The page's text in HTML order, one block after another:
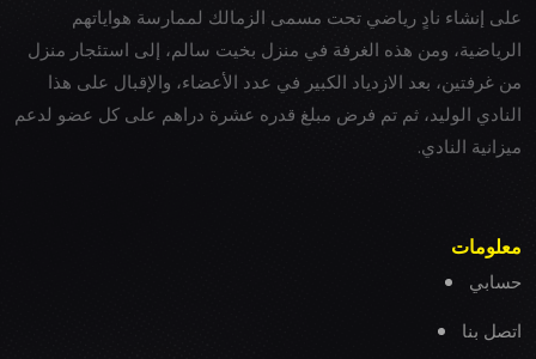
على إنشاء نادٍ رياضي تحت مسمى الزمالك لممارسة هواياتهم
الرياضية، ومن هذه الغرفة في منزل بخيت سالم، إلى استئجار منزل
من غرفتين، بعد الازدياد الكبير في عدد الأعضاء، والإقبال على هذا
النادي الوليد، ثم تم فرض مبلغ قدره عشرة دراهم على كل عضو لدعم
ميزانية النادي.
معلومات
حسابي
اتصل بنا